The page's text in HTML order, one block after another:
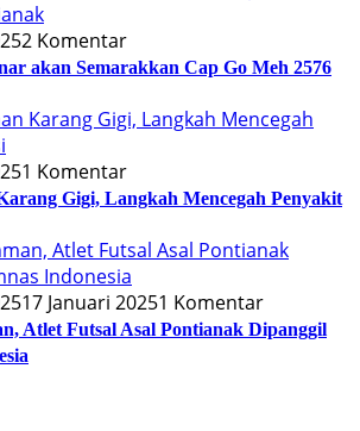
2 Komentar
akan Semarakkan Cap Go Meh 2576
1 Komentar
Gigi, Langkah Mencegah Penyakit
17 Januari 20251 Komentar
Atlet Futsal Asal Pontianak Dipanggil